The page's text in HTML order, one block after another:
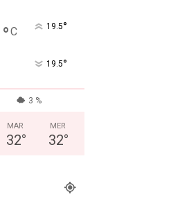
°C 19.5°
19.5°
3 %
MAR
32°
MER
32°